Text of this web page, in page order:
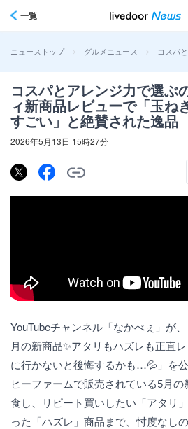
一覧
ニューストップ > グルメニュース > コスパ
コスパとアレンジ力で選ぶ
ィ新商品レビューで「玉ね
すごい」と絶賛された逸品
2026年5月13日 15時27分
YouTubeチャンネル「なかべぇ」が
月の新商品✨アタリもハズレも正直
に行かないと後悔するかも…💦」を公
ヒーファームで販売されている5月
食し、リピート買いしたい「アタリ
った「ハズレ」商品まで、忖度なし